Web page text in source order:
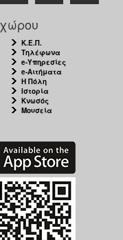
Κ.Ε.Π.
Τηλέφωνα
e-Υπηρεσίες
e-Αιτήματα
Η Πόλη
Ιστορία
Κνωσός
Μουσεία